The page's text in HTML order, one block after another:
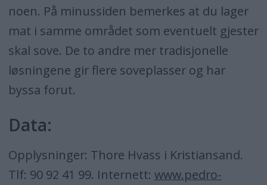
noen. På minussiden bemerkes at du lager
mat i samme området som eventuelt gjester
skal sove. De to andre mer tradisjonelle
løsningene gir flere soveplasser og har
byssa forut.
Data:
Opplysninger: Thore Hvass i Kristiansand.
Tlf: 90 92 41 99. Internett: www.pedro-